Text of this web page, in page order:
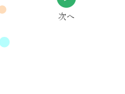
次へ